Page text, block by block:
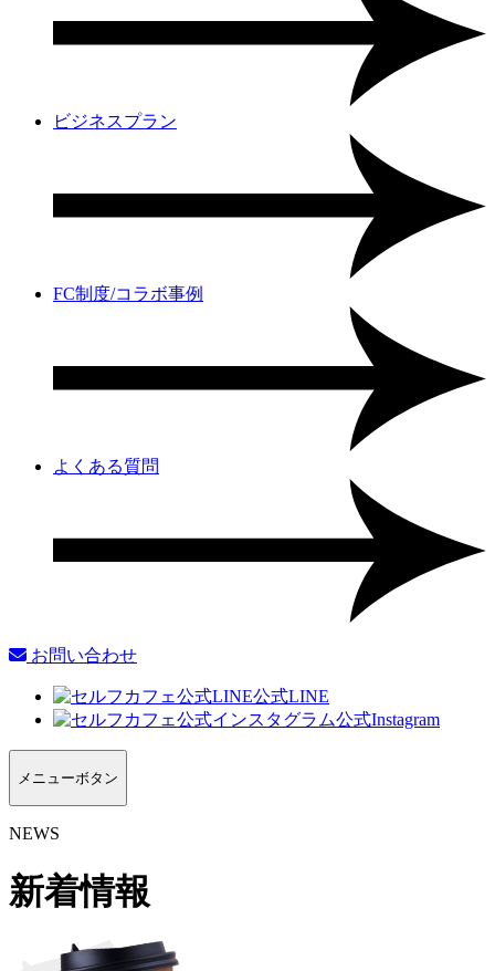
ビジネスプラン
FC制度/コラボ事例
よくある質問
お問い合わせ
公式LINE
公式Instagram
メニューボタン
NEWS
新着情報